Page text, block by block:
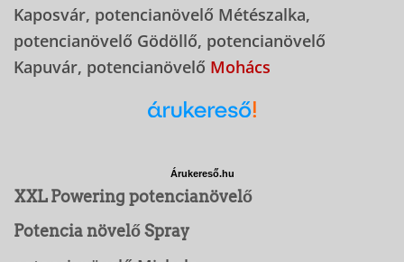
Kaposvár, potencianövelő Métészalka,
potencianövelő Gödöllő, potencianövelő
Kapuvár, potencianövelő Mohács
Árukereső.hu
XXL Powering potencianövelő
Potencia növelő Spray